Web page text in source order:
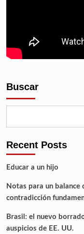
Buscar
Recent Posts
Educar a un hijo
Notas para un
contradicción
Brasil: el nuevo
auspicios de EE. UU.